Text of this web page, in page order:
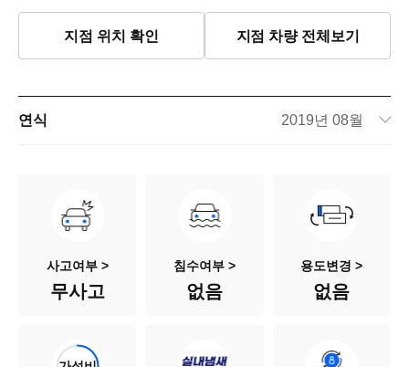
지점 위치 확인 지점 차량 전체보기
연식 2019년 08월
차량번호 35도0688
색상 베이지색
가솔린
사고여부 >
무사고
침수여부 >
없음
용도변경 >
없음